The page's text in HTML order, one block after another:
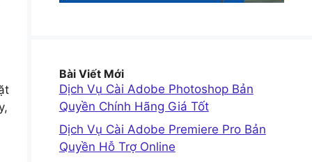
Bài Viết Mới
Dịch Vụ Cài Adobe Photoshop Bản
Quyền Chính Hãng Giá Tốt
Dịch Vụ Cài Adobe Premiere Pro Bản
Quyền Hỗ Trợ Online